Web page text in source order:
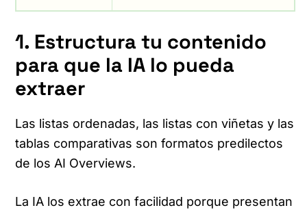
1. Estructura tu contenido
para que la IA lo pueda
extraer
Las listas ordenadas, las listas con viñetas y las
tablas comparativas son formatos predilectos
de los AI Overviews.
La IA los extrae con facilidad porque presentan